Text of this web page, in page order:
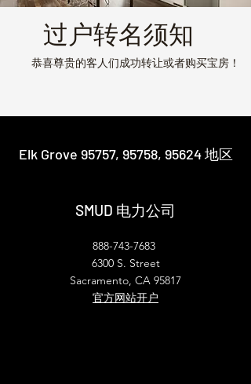
​过户转名须知
​恭喜尊贵的客人们成功转让或者购买宝房！
Elk Grove 95757, 95758, 95624 地区
SMUD 电力公司
888-743-7683
6300 S. Street
Sacramento, CA 95817
官方网站开户